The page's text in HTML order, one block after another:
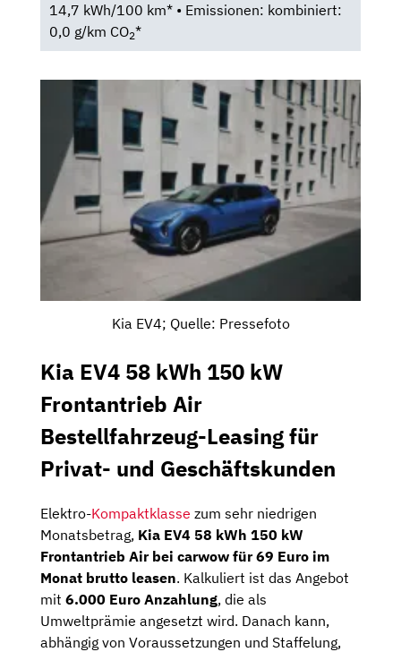
14,7 kWh/100 km* • Emissionen: kombiniert:
0,0 g/km CO2*
Kia EV4; Quelle: Pressefoto
Kia EV4 58 kWh 150 kW
Frontantrieb Air
Bestellfahrzeug-Leasing für
Privat- und Geschäftskunden
Elektro-Kompaktklasse zum sehr niedrigen
Monatsbetrag, Kia EV4 58 kWh 150 kW
Frontantrieb Air bei carwow für 69 Euro im
Monat brutto leasen. Kalkuliert ist das Angebot
mit 6.000 Euro Anzahlung, die als
Umweltprämie angesetzt wird. Danach kann,
abhängig von Voraussetzungen und Staffelung,